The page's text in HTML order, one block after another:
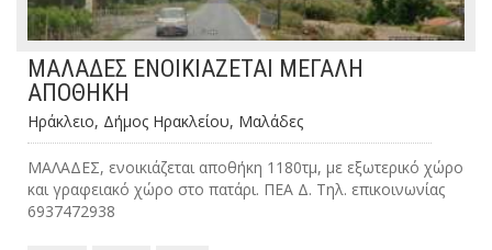
ΜΑΛΑΔΕΣ ΕΝΟΙΚΙΑΖΕΤΑΙ ΜΕΓΑΛΗ
ΑΠΟΘΗΚΗ
Ηράκλειο, Δήμος Ηρακλείου, Μαλάδες
ΜΑΛΑΔΕΣ, ενοικιάζεται αποθήκη 1180τμ, με εξωτερικό χώρο
και γραφειακό χώρο στο πατάρι. ΠΕΑ Δ. Τηλ. επικοινωνίας
6937472938